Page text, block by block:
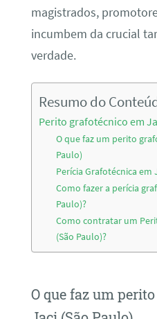
magistrados,
incumbem da crucial
verdade.
Resumo do
Perito grafotécnico em
O que faz um perito
Paulo)
Perícia Grafotécnica em
Como fazer a perícia
Paulo)?
Como contratar um
(São Paulo)?
O que faz um